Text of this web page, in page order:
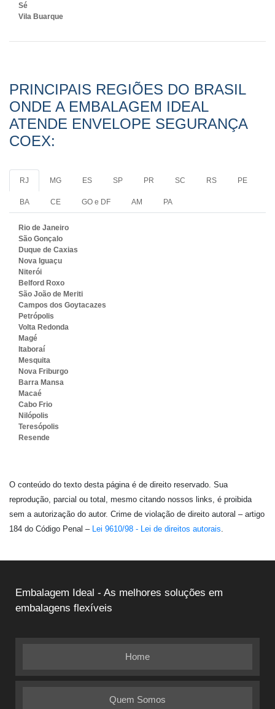
Sé
Vila Buarque
PRINCIPAIS REGIÕES DO BRASIL
ONDE A EMBALAGEM IDEAL
ATENDE ENVELOPE SEGURANÇA
COEX:
RJ MG ES SP PR SC RS PE
BA CE GO e DF AM PA
Rio de Janeiro
São Gonçalo
Duque de Caxias
Nova Iguaçu
Niterói
Belford Roxo
São João de Meriti
Campos dos Goytacazes
Petrópolis
Volta Redonda
Magé
Itaboraí
Mesquita
Nova Friburgo
Barra Mansa
Macaé
Cabo Frio
Nilópolis
Teresópolis
Resende
O conteúdo do texto desta página é de direito reservado. Sua
reprodução, parcial ou total, mesmo citando nossos links, é proibida
sem a autorização do autor. Crime de violação de direito autoral – artigo
184 do Código Penal – Lei 9610/98 - Lei de direitos autorais
Embalagem Ideal - As melhores soluções em
embalagens flexíveis
Home
Quem Somos